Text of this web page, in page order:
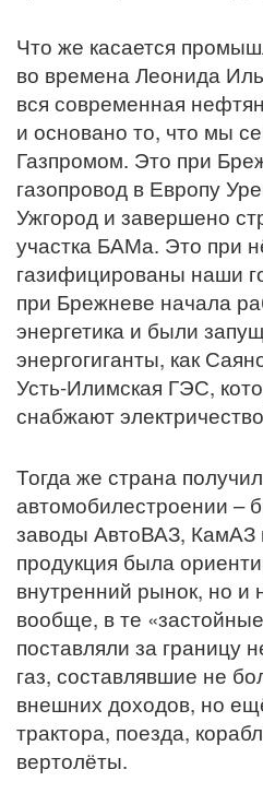
Что же касается
во времена Леонида
вся современная
и основано то, что мы
Газпромом. Это при
газопровод в Европу
Ужгород и завершено
участка БАМа. Это при
газифицированы наши
при Брежневе начала
энергетика и были
энергогиганты, как
Усть-Илимская ГЭС,
снабжают
Тогда же страна
автомобилестроении –
заводы АвтоВАЗ, КамАЗ
продукция была
внутренний рынок, но и
вообще, в те
поставляли за границу
газ, составлявшие не
внешних доходов, но
трактора, поезда,
вертолёты.